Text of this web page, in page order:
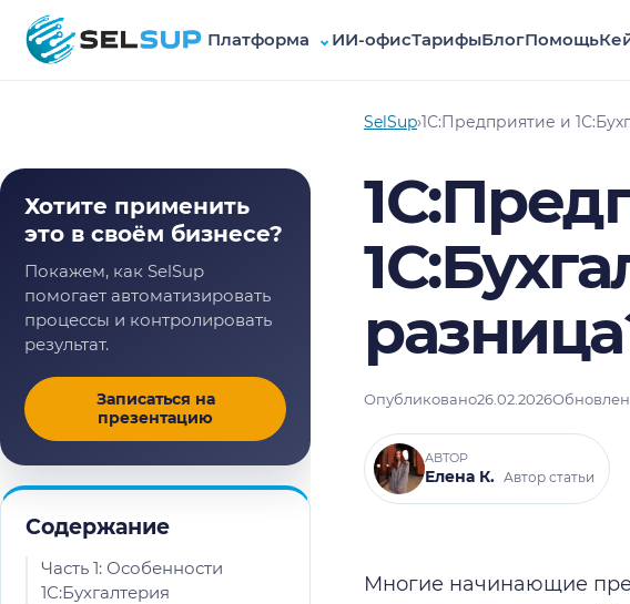
SelSup Платформа ⌄ ИИ-офисТарифыБлогПомощь
SelSup›1С:Предприятие и
Опубликовано26.02.2026
АВТОР
Елена К. Автор статьи
Содержание
Часть 1: Особенности
1С:Бухгалтерия
Хотите применить
это в своём бизнесе?
Покажем, как SelSup
помогает автоматизировать
процессы и контролировать
результат.
Записаться на
презентацию
Многие начинающие